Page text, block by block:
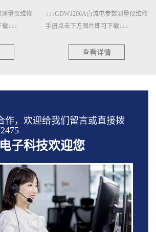
测量仪维修
↓↓↓
↓↓↓GDW401A变压器测量仪维修手册
点击下方图片即可下载↓↓↓
查看详情
作，欢迎给我们留言或直接拨
子科技欢迎您